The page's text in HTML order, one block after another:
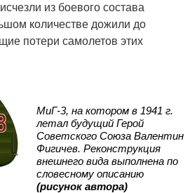
из боевого состава
количестве дожили до
потери самолетов этих
МиГ-3, на котором в 1941 г.
летал будущий Герой
Советского Союза Валентин
Фигичев. Реконструкция
внешнего вида выполнена по
словесному описанию
(рисунок автора)